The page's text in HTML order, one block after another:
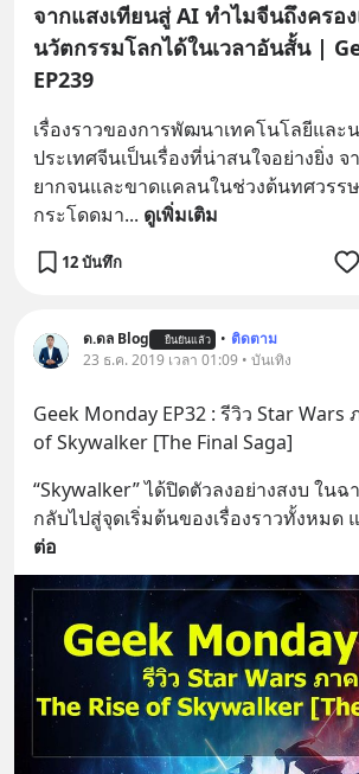
จากแสงเทียนสู่ AI ทำไมจีนถึงครอ
นวัตกรรมโลกได้ในเวลาอันสั้น |
EP239
เรื่องราวของการพัฒนาเทคโนโลยีและ
ประเทศจีนเป็นเรื่องที่น่าสนใจอย่างยิ่ง จ
ยากจนและขาดแคลนในช่วงต้นทศวรร
กระโดดมา... ดูเพิ่มเติม
12 บันทึก
ด.ดล Blog ยืนยันแล้ว • ติดตาม
23 ธ.ค. 2019 เวลา 01:09 • บันเทิง
Geek Monday EP32 : รีวิว Star Wars
of Skywalker [The Final Saga]
“Skywalker” ได้ปิดตัวลงอย่างสงบ ในฉ
กลับไปสู่จุดเริ่มต้นของเรื่องราวทั้งหมด
ต่อ